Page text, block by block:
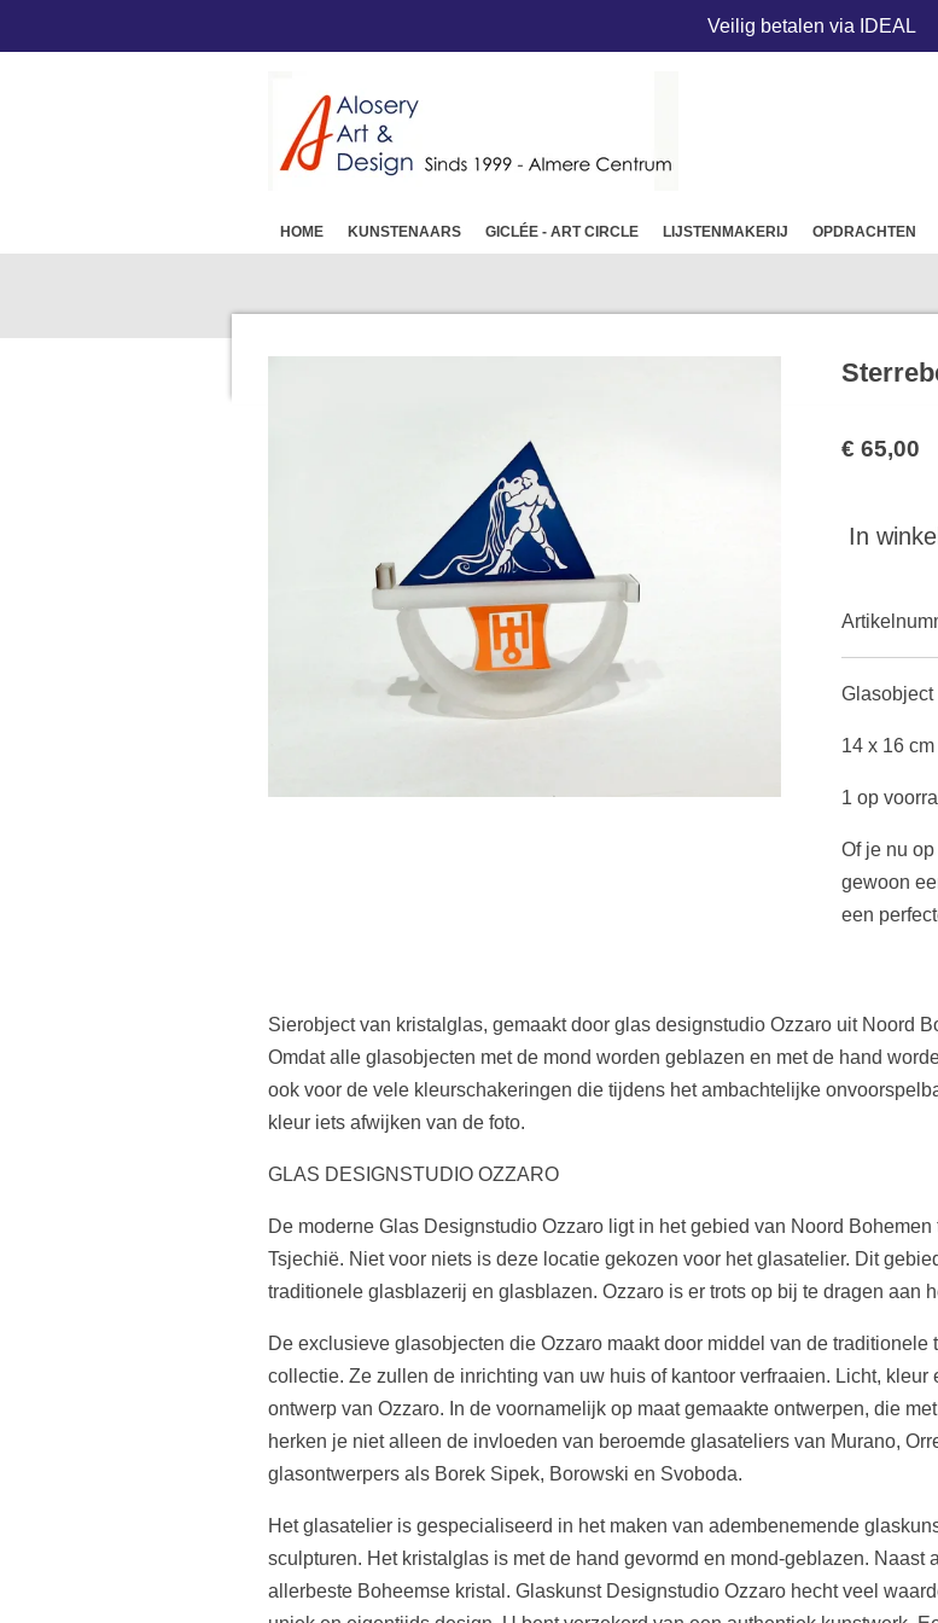
Veilig betalen via IDEAL
HOME KUNSTENAARS GICLÉE - ART CIRCLE LIJSTENMAKERIJ OPDRACHTEN
€ 65,00
In
Glasobject
14 x 16 cm
1 op
Of je nu
gewoon
een
Sierobject van kristalglas, gemaakt door glas designstudio Ozzaro uit Noord
Omdat alle glasobjecten met de mond worden geblazen en met de hand
ook voor de vele kleurschakeringen die tijdens het ambachtelijke
kleur iets afwijken van de foto.
GLAS DESIGNSTUDIO OZZARO
De moderne Glas Designstudio Ozzaro ligt in het gebied van Noord
Tsjechië. Niet voor niets is deze locatie gekozen voor het glasatelier. Dit
traditionele glasblazerij en glasblazen. Ozzaro is er trots op bij te dragen aan
De exclusieve glasobjecten die Ozzaro maakt door middel van de
collectie. Ze zullen de inrichting van uw huis of kantoor verfraaien. Licht,
ontwerp van Ozzaro. In de voornamelijk op maat gemaakte ontwerpen, die
herken je niet alleen de invloeden van beroemde glasateliers van Murano,
glasontwerpers als Borek Sipek, Borowski en Svoboda.
Het glasatelier is gespecialiseerd in het maken van adembenemende
sculpturen. Het kristalglas is met de hand gevormd en mond-geblazen. Naast
allerbeste Boheemse kristal. Glaskunst Designstudio Ozzaro hecht veel